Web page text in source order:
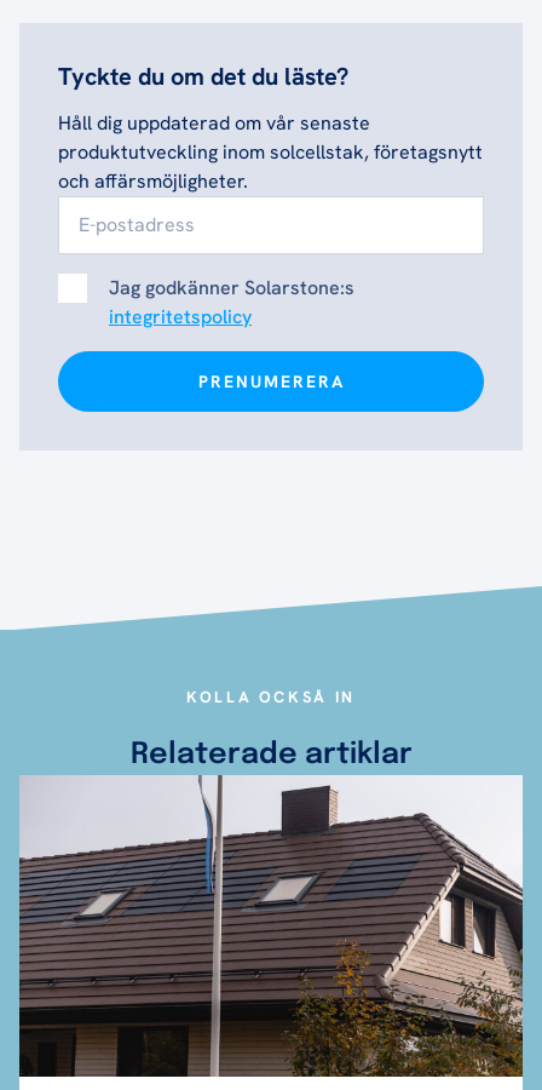
Tyckte du om det du läste?
Håll dig uppdaterad om vår senaste
produktutveckling inom solcellstak, företagsnytt
och affärsmöjligheter.
Jag godkänner Solarstone:s
integritetspolicy
PRENUMERERA
KOLLA OCKSÅ IN
Relaterade artiklar